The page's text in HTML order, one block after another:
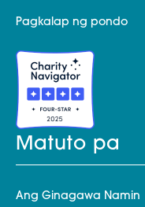
Pagkalap ng pondo
Matuto pa
Ang Ginagawa Namin